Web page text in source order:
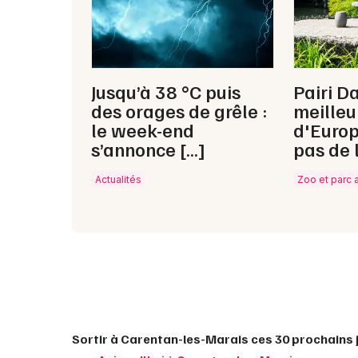
Jusqu’à 38 °C puis
des orages de grêle :
le week-end
s’annonce […]
Actualités
Pairi
pas de
Zoo et parc
Sortir à Carentan-les-Marais ces 30 prochains